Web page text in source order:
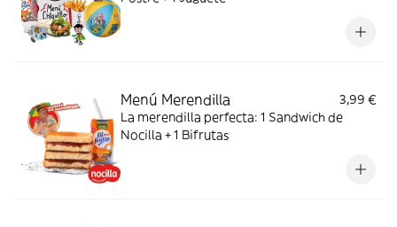
Menú Merendilla
3,99 €
La merendilla perfecta: 1 Sandwich de
Nocilla + 1 Bifrutas